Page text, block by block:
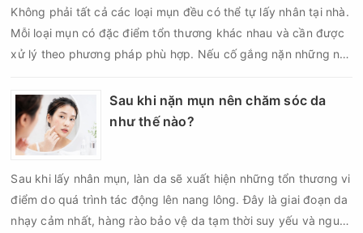
phục hồi của da.
Không phải tất cả các loại mụn đều có thể tự lấy nhân tại nhà.
Mỗi loại mụn có đặc điểm tổn thương khác nhau và cần được
xử lý theo phương pháp phù hợp. Nếu cố gắng nặn những nốt
nên nghiêm trọng hơn, làm tăng nguy cơ nhiễm trùng, để lại
thâm hoặc sẹo khó phục hồi.
Sau khi nặn mụn nên chăm sóc da
như thế nào?
Sau khi lấy nhân mụn, làn da sẽ xuất hiện những tổn thương vi
điểm do quá trình tác động lên nang lông. Đây là giai đoạn da
nhạy cảm nhất, hàng rào bảo vệ da tạm thời suy yếu và nguy